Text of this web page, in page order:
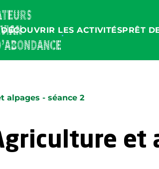
DÉCOUVRIR LES ACTIVITÉSPRÊT
alpages - séance 2
et